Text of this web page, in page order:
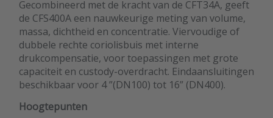
Gecombineerd met de kracht van de CFT34A, geeft
de CFS400A een nauwkeurige meting van volume,
massa, dichtheid en concentratie. Viervoudige of
dubbele rechte coriolisbuis met interne
drukcompensatie, voor toepassingen met grote
capaciteit en custody-overdracht. Eindaansluitingen
beschikbaar voor 4 ”(DN100) tot 16” (DN400).
Hoogtepunten